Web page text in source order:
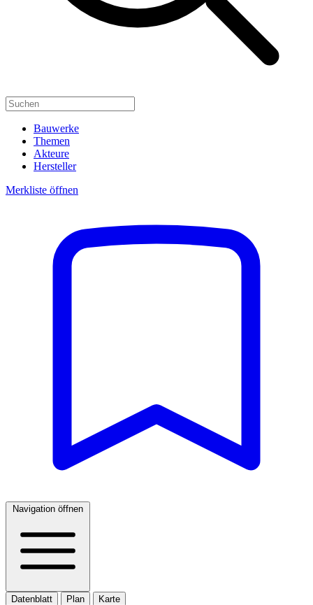
Bauwerke
Themen
Akteure
Hersteller
Merkliste öffnen
Navigation öffnen
Datenblatt Plan Karte